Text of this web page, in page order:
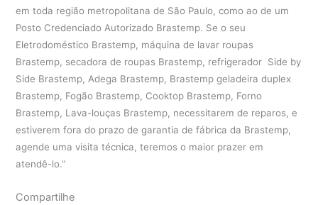
em toda região metropolitana de São Paulo, como ao de um
Posto Credenciado Autorizado Brastemp. Se o seu
Eletrodoméstico Brastemp, máquina de lavar roupas
Brastemp, secadora de roupas Brastemp, refrigerador Side by
Side Brastemp, Adega Brastemp, Brastemp geladeira duplex
Brastemp, Fogão Brastemp, Cooktop Brastemp, Forno
Brastemp, Lava-louças Brastemp, necessitarem de reparos, e
estiverem fora do prazo de garantia de fábrica da Brastemp,
agende uma visita técnica, teremos o maior prazer em
atendê-lo.”
Compartilhe